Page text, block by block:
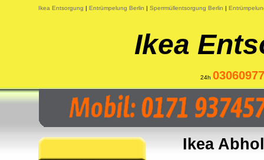
Ikea Entsorgung | Entrümpelung Berlin | Sperrmüllentsorgung Berlin |
Ikea
24h
Ikea